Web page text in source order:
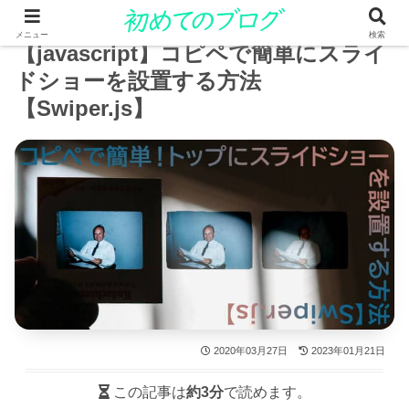
【javascript】コピペで簡単にスライ
ドショーを設置する方法
【Swiper.js】
2020年03月27日 2023年01月21日
この記事は約3分で読めます。
メニュー 検索